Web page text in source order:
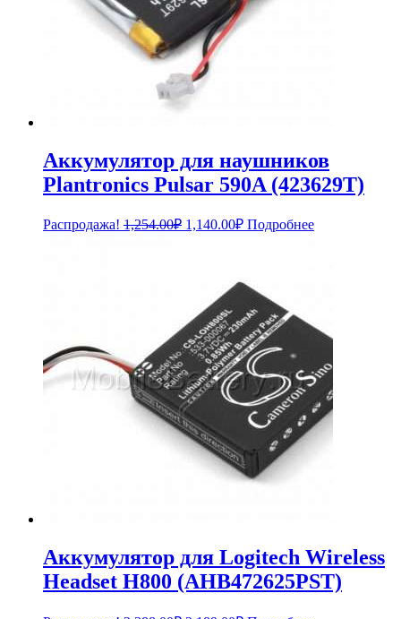
Аккумулятор для наушников
Plantronics Pulsar 590A (423629T)
Распродажа! 1,254.00₽ Первоначальная
1,140.00₽Текущая
Подробнее
Аккумулятор для Logitech Wireless
Headset H800 (AHB472625PST)